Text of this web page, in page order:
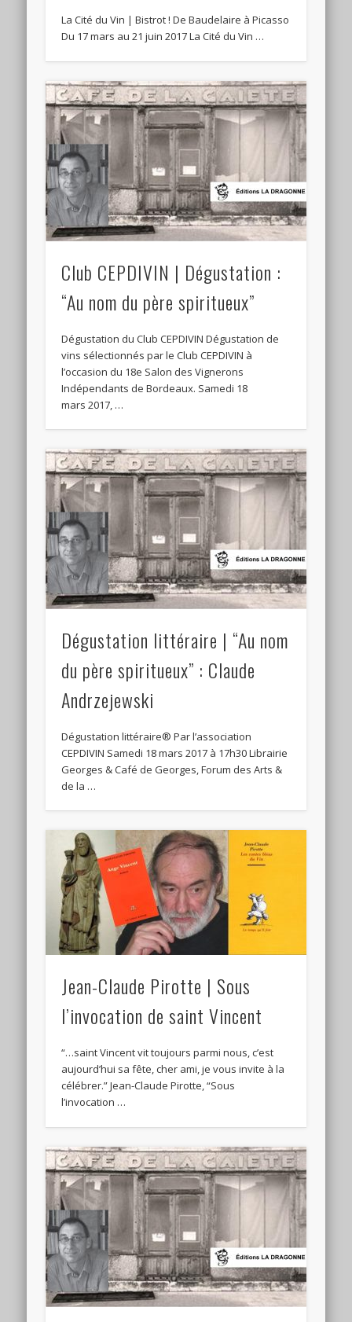
La Cité du Vin | Bistrot ! De Baudelaire à Picasso
Du 17 mars au 21 juin 2017 La Cité du Vin …
Club CEPDIVIN | Dégustation :
“Au nom du père spiritueux”
Dégustation du Club CEPDIVIN Dégustation de
vins sélectionnés par le Club CEPDIVIN à
l’occasion du 18e Salon des Vignerons
Indépendants de Bordeaux. Samedi 18
mars 2017, …
Dégustation littéraire | “Au nom
du père spiritueux” : Claude
Andrzejewski
Dégustation littéraire® Par l’association
CEPDIVIN Samedi 18 mars 2017 à 17h30 Librairie
Georges & Café de Georges, Forum des Arts &
de la …
Jean-Claude Pirotte | Sous
l’invocation de saint Vincent
“…saint Vincent vit toujours parmi nous, c’est
aujourd’hui sa fête, cher ami, je vous invite à la
célébrer.” Jean-Claude Pirotte, “Sous
l’invocation …